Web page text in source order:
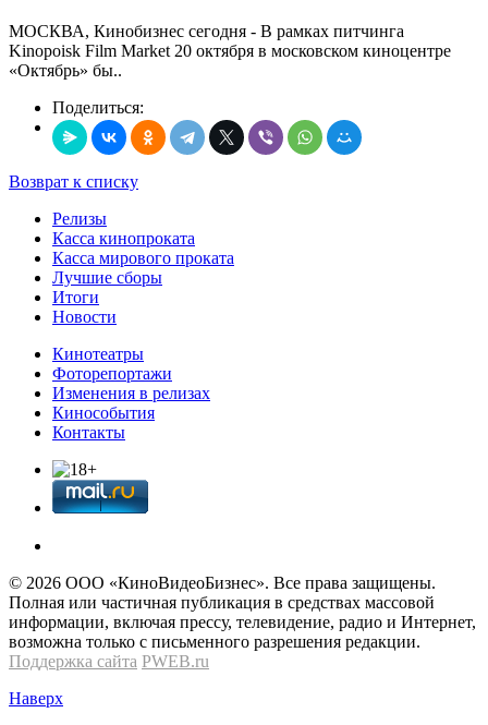
МОСКВА, Кинобизнес сегодня - В рамках питчинга
Kinopoisk Film Market 20 октября в московском киноцентре
«Октябрь» бы..
Поделиться:
Возврат к списку
Релизы
Касса кинопроката
Касса мирового проката
Лучшие сборы
Итоги
Новости
Кинотеатры
Фоторепортажи
Изменения в релизах
Кинособытия
Контакты
© 2026 OOО «КиноВидеоБизнес». Все права защищены.
Полная или частичная публикация в средствах массовой
информации, включая прессу, телевидение, радио и Интернет,
возможна только с письменного разрешения редакции.
Поддержка сайта PWEB.ru
Наверх